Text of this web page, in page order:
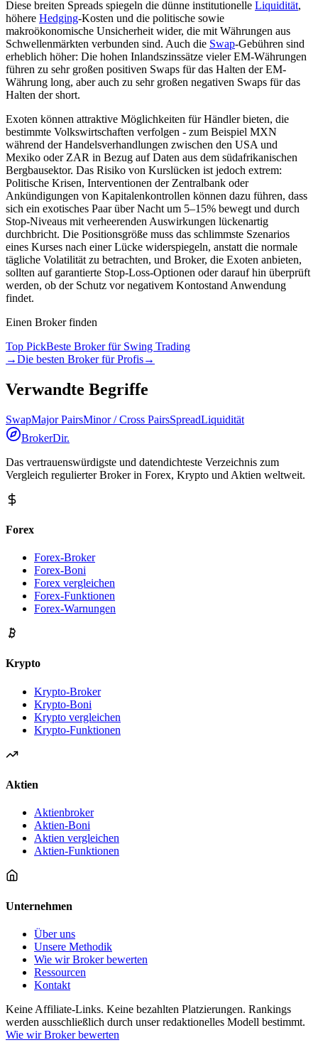
Diese breiten Spreads spiegeln die dünne institutionelle Liquidität,
höhere Hedging-Kosten und die politische sowie
makroökonomische Unsicherheit wider, die mit Währungen aus
Schwellenmärkten verbunden sind. Auch die Swap-Gebühren sind
erheblich höher: Die hohen Inlandszinssätze vieler EM-Währungen
führen zu sehr großen positiven Swaps für das Halten der EM-
Währung long, aber auch zu sehr großen negativen Swaps für das
Halten der short.
Exoten können attraktive Möglichkeiten für Händler bieten, die
bestimmte Volkswirtschaften verfolgen - zum Beispiel MXN
während der Handelsverhandlungen zwischen den USA und
Mexiko oder ZAR in Bezug auf Daten aus dem südafrikanischen
Bergbausektor. Das Risiko von Kurslücken ist jedoch extrem:
Politische Krisen, Interventionen der Zentralbank oder
Ankündigungen von Kapitalenkontrollen können dazu führen, dass
sich ein exotisches Paar über Nacht um 5–15% bewegt und durch
Stop-Niveaus mit verheerenden Auswirkungen lückenartig
durchbricht. Die Positionsgröße muss das schlimmste Szenarios
eines Kurses nach einer Lücke widerspiegeln, anstatt die normale
tägliche Volatilität zu betrachten, und Broker, die Exoten anbieten,
sollten auf garantierte Stop-Loss-Optionen oder darauf hin überprüft
werden, ob der Schutz vor negativem Kontostand Anwendung
findet.
Einen Broker finden
Top PickBeste Broker für Swing Trading
→Die besten Broker für Profis→
Verwandte Begriffe
SwapMajor PairsMinor / Cross PairsSpreadLiquidität
BrokerDir.
Das vertrauenswürdigste und datendichteste Verzeichnis zum
Vergleich regulierter Broker in Forex, Krypto und Aktien weltweit.
Forex
Forex-Broker
Forex-Boni
Forex vergleichen
Forex-Funktionen
Forex-Warnungen
Krypto
Krypto-Broker
Krypto-Boni
Krypto vergleichen
Krypto-Funktionen
Aktien
Aktienbroker
Aktien-Boni
Aktien vergleichen
Aktien-Funktionen
Unternehmen
Über uns
Unsere Methodik
Wie wir Broker bewerten
Ressourcen
Kontakt
Keine Affiliate-Links. Keine bezahlten Platzierungen. Rankings
werden ausschließlich durch unser redaktionelles Modell bestimmt.
Wie wir Broker bewerten